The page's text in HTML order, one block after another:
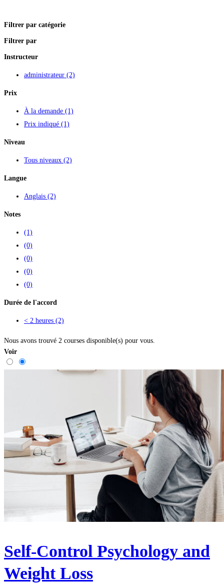
Filtrer par catégorie
Filtrer par
Instructeur
administrateur (2)
Prix
À la demande (1)
Prix indiqué (1)
Niveau
Tous niveaux (2)
Langue
Anglais (2)
Notes
(1)
(0)
(0)
(0)
(0)
Durée de l'accord
< 2 heures (2)
Nous avons trouvé 2 courses disponible(s) pour vous.
Voir
Self-Control Psychology and
Weight Loss